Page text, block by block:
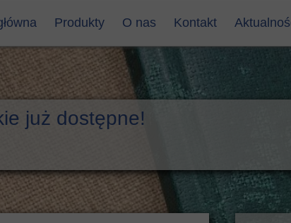
Produkty
płótna introligatorskie - Wikitex
płótna introligatorskie - Balatex
okleiny introligatorskie pcv, winylowe
okleiny papierowe
flok introligatorski
kapitałki introligatorskie
O nas
Kontakt
Dane adresowe
Formularz
już dostępne!